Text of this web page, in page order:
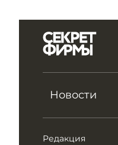
Новости
Редакция